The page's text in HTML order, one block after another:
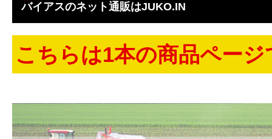
バイアスのネット通販はJUKO.IN
こちらは1本の商品ページ